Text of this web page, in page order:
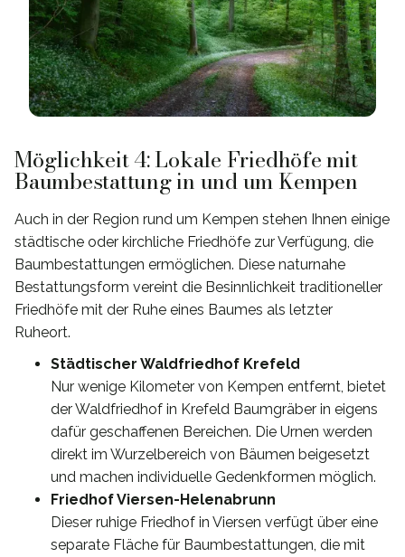
Möglichkeit 4: Lokale Friedhöfe mit
Baumbestattung in und um Kempen
Auch in der Region rund um Kempen stehen Ihnen einige
städtische oder kirchliche Friedhöfe zur Verfügung, die
Baumbestattungen ermöglichen. Diese naturnahe
Bestattungsform vereint die Besinnlichkeit traditioneller
Friedhöfe mit der Ruhe eines Baumes als letzter
Ruheort.
Städtischer Waldfriedhof Krefeld
Nur wenige Kilometer von Kempen entfernt, bietet
der Waldfriedhof in Krefeld Baumgräber in eigens
dafür geschaffenen Bereichen. Die Urnen werden
direkt im Wurzelbereich von Bäumen beigesetzt
und machen individuelle Gedenkformen möglich.
Friedhof Viersen-Helenabrunn
Dieser ruhige Friedhof in Viersen verfügt über eine
separate Fläche für Baumbestattungen, die mit